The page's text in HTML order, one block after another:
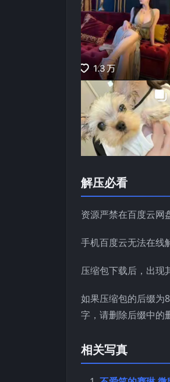
解压必看
资源严禁在百度云网
手机百度云无法在线
压缩包下载后，出现
如果压缩包的后缀为
字，请删除后缀中的
相关写真